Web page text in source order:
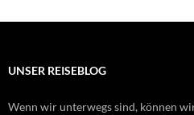
UNSER REISEBLOG
Wenn wir unterwegs sind, können